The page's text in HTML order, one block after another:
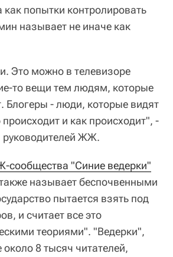
как попытки контролировать
называет не иначе как
Это можно в телевизоре
то вещи тем людям, которые
Блогеры - люди, которые видят
и как происходит", -
руководителей ЖЖ.
сообщества "Синие ведерки"
называет беспочвенными
пытается взять под
и считает все это
теориями". "Ведерки",
8 тысяч читателей,